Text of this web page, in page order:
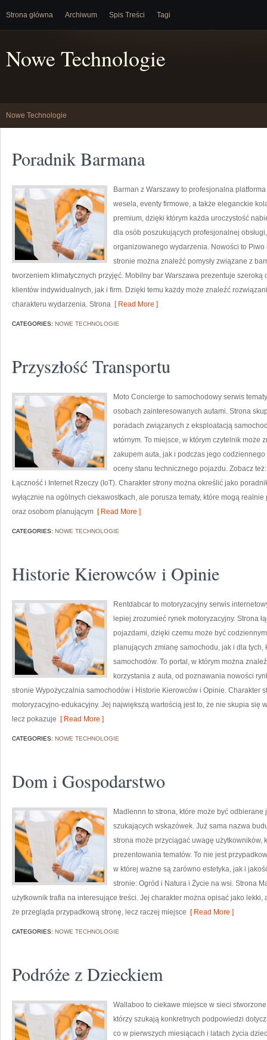
Strona główna Archiwum Spis Treści Tagi
Nowe Technologie
Nowe Technologie
Poradnik Barmana
Barman z Warszawy to profesjonalna
wesela, eventy firmowe, a także eleganckie
premium, dzięki którym każda uroczystość
dla osób poszukujących profesjonalnej
organizowanego wydarzenia. Nowości to
stronie można znaleźć pomysły związane z
tworzeniem klimatycznych przyjęć. Mobilny bar Warszawa prezentuje szeroką
klientów indywidualnych, jak i firm. Dzięki temu każdy może znaleźć
charakteru wydarzenia. Strona [ Read More ]
CATEGORIES: NOWE TECHNOLOGIE
Przyszłość Transportu
Moto Concierge to samochodowy serwis
osobach zainteresowanych autami. Strona
poradach związanych z eksploatacją
wtórnym. To miejsce, w którym czytelnik
zakupem auta, jak i podczas jego
oceny stanu technicznego pojazdu. Zobacz
Łączność i Internet Rzeczy (IoT). Charakter strony można określić jako
wyłącznie na ogólnych ciekawostkach, ale porusza tematy, które mogą
oraz osobom planującym [ Read More ]
CATEGORIES: NOWE TECHNOLOGIE
Historie Kierowców i Opinie
Rentdabcar to motoryzacyjny serwis
lepiej zrozumieć rynek motoryzacyjny. Strona
pojazdami, dzięki czemu może być
planujących zmianę samochodu, jak i dla
samochodów. To portal, w którym można
korzystania z auta, od poznawania nowości
stronie Wypożyczalnia samochodów i Historie Kierowców i Opinie. Charakter
motoryzacyjno-edukacyjny. Jej największą wartością jest to, że nie skupia się
lecz pokazuje [ Read More ]
CATEGORIES: NOWE TECHNOLOGIE
Dom i Gospodarstwo
Madlennn to strona, które może być
szukających wskazówek. Już sama nazwa
strona może przyciągać uwagę użytkowników,
prezentowania tematów. To nie jest
w której ważne są zarówno estetyka, jak i
stronie: Ogród i Natura i Życie na wsi. Strona
użytkownik trafia na interesujące treści. Jej charakter można opisać jako
że przegląda przypadkową stronę, lecz raczej miejsce [ Read More ]
CATEGORIES: NOWE TECHNOLOGIE
Podróże z Dzieckiem
Wallaboo to ciekawe miejsce w sieci
którzy szukają konkretnych podpowiedzi
co w pierwszych miesiącach i latach życia